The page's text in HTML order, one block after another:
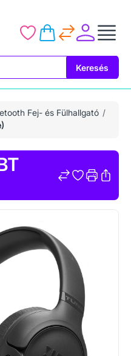
Keresés
Fej- és Fülhallgató